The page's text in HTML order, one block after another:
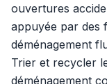
ouvertures
appuyée par des
déménagement
Trier et recycler
déménagement